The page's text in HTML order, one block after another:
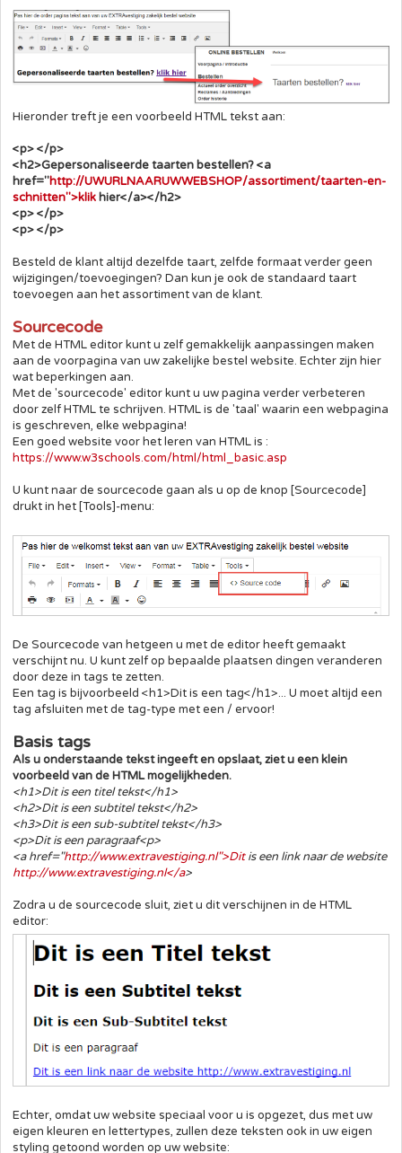
Hieronder treft je een voorbeeld HTML tekst aan:
<p> </p>
<h2>Gepersonaliseerde taarten bestellen? <a
href="http://UWURLNAARUWWEBSHOP/assortiment/taarten-en-
schnitten">klikhier</a></h2>
<p> </p>
<p> </p>
Besteld de klant altijd dezelfde taart, zelfde formaat verder geen
wijzigingen/toevoegingen? Dan kun je ook de standaard taart
toevoegen aan het assortiment van de klant.
Sourcecode
Met de HTML editor kunt u zelf gemakkelijk aanpassingen maken
aan de voorpagina van uw zakelijke bestel website. Echter zijn hier
wat beperkingen aan.
Met de 'sourcecode' editor kunt u uw pagina verder verbeteren
door zelf HTML te schrijven. HTML is de 'taal' waarin een webpagina
is geschreven, elke webpagina!
Een goed website voor het leren van HTML is :
https://www.w3schools.com/html/html_basic.asp
U kunt naar de sourcecode gaan als u op de knop [Sourcecode]
drukt in het [Tools]-menu:
De Sourcecode van hetgeen u met de editor heeft gemaakt
verschijnt nu. U kunt zelf op bepaalde plaatsen dingen veranderen
door deze in tags te zetten.
Een tag is bijvoorbeeld <h1>Dit is een tag</h1>... U moet altijd een
tag afsluiten met de tag-type met een / ervoor!
Basis tags
Als u onderstaande tekst ingeeft en opslaat, ziet u een klein
voorbeeld van de HTML mogelijkheden.
<h1>Dit is een titel tekst</h1>
<h2>Dit is een subtitel tekst</h2>
<h3>Dit is een sub-subtitel tekst</h3>
<p>Dit is een paragraaf<p>
<a href="http://www.extravestiging.nl">Ditis een link naar de website
http://www.extravestiging.nl</a>
Zodra u de sourcecode sluit, ziet u dit verschijnen in de HTML
editor:
Echter, omdat uw website speciaal voor u is opgezet, dus met uw
eigen kleuren en lettertypes, zullen deze teksten ook in uw eigen
styling getoond worden op uw website: